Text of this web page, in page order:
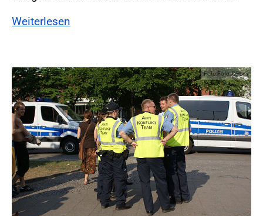
Weiterlesen
Foto:Foto: DPolG